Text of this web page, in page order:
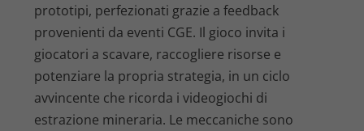
prototipi, perfezionati grazie a feedback
provenienti da eventi CGE. Il gioco invita i
giocatori a scavare, raccogliere risorse e
potenziare la propria strategia, in un ciclo
avvincente che ricorda i videogiochi di
estrazione mineraria. Le meccaniche sono